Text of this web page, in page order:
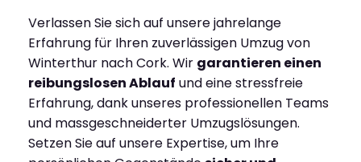
Verlassen Sie sich auf unsere jahrelange
Erfahrung für Ihren zuverlässigen Umzug von
Winterthur nach Cork. Wir garantieren einen
reibungslosen Ablauf und eine stressfreie
Erfahrung, dank unseres professionellen Teams
und massgeschneiderter Umzugslösungen.
Setzen Sie auf unsere Expertise, um Ihre